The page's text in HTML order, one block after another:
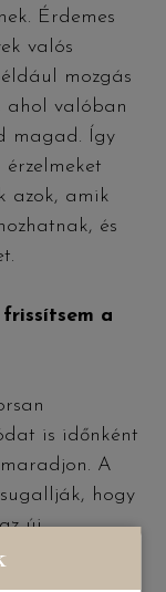
Érdemes
valós
mozgás
ahol valóban
magad. Így
azok, amik
és
a
is időnként
A
hogy
új
valami újra.